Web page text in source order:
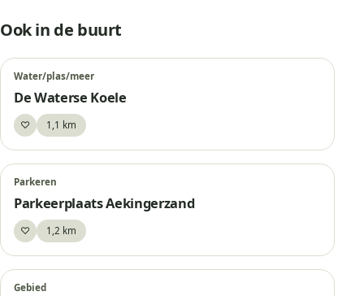
Ook in de buurt
Water/plas/meer
De Waterse Koele
♡Bewaar1,1 km
Parkeren
Parkeerplaats Aekingerzand
♡Bewaar1,2 km
Gebied